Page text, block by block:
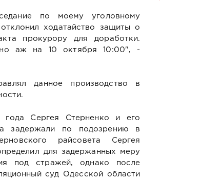
по моему уголовному
ходатайство защиты о
прокурору для доработки.
аж на 10 октября 10:00", -
данное производство в
года Сергея Стерненко и его
задержали по подозрению в
райсовета Сергея
для задержанных меру
под стражей, однако после
суд Одесской области